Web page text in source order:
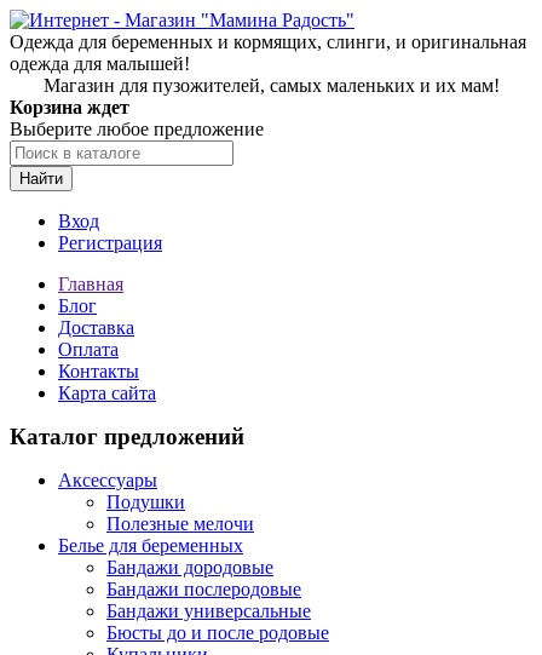
Одежда для беременных и кормящих, слинги, и оригинальная
одежда для малышей!
Магазин для пузожителей, самых маленьких и их мам!
Корзина ждет
Выберите любое предложение
Найти
Вход
Регистрация
Главная
Блог
Доставка
Оплата
Контакты
Карта сайта
Каталог предложений
Аксессуары
Подушки
Полезные мелочи
Белье для беременных
Бандажи дородовые
Бандажи послеродовые
Бандажи универсальные
Бюсты до и после родовые